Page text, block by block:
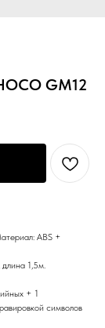
GM12
ABS +
1,5м.
+ 1
символов